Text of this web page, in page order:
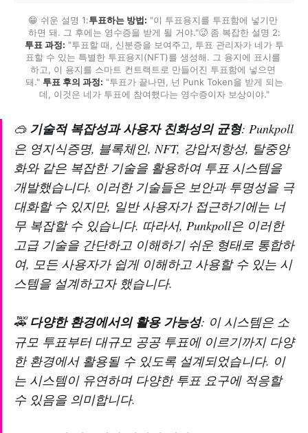
😁 쉬운 설명 1:투표하는 방법: "이 투표용지를 투표함에 넣기만
하면 돼. 그 후에는 영수증을 받게 될 거야."🥵 좀 복잡한 설명 2:
투표 과정: "투표할 때, 신분증을 보여주고, 투표 관리자가 네가 투
표할 수 있는 특별한 투표용지(NFT)를 생성해. 그 용지에 표시를
하고, 이 용지를 스마트 컨트랙트로 만들어진 투표함에 넣으면
돼." 투표 후의 과정: "투표가 끝나면, 넌 Punk Token을 받게 되는
데, 이것은 네가 투표에 참여했다는 영수증이자 보상이야."
🥽기술적 복잡성과 사용자 친화성의 균형: Punkpoll
은 영지식증명, 블록체인, NFT, 강압저항성, 탈중앙
화와 같은 복잡한 기술을 활용하여 투표 시스템을
개발했습니다. 이러한 기술들은 보안과 투명성을 극
대화할 수 있지만, 일반 사용자가 접근하기에는 너
무 복잡할 수 있습니다. 따라서, Punkpoll은 이러한
고급 기술을 간단하고 이해하기 쉬운 형태로 통합하
여, 모든 사용자가 쉽게 이해하고 사용할 수 있는 시
스템을 설계하고자 했습니다.
🚕다양한 환경에서의 활용 가능성: 이 시스템은 소
규모 투표부터 대규모 공공 투표에 이르기까지 다양
한 환경에서 활용될 수 있도록 설계되었습니다. 이
는 시스템이 유연하며 다양한 투표 요구에 적응할
수 있음을 의미합니다.